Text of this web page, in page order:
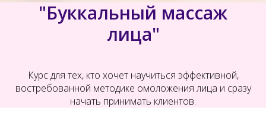
"Буккальный массаж
лица"
Курс для тех, кто хочет научиться эффективной,
востребованной методике омоложения лица и сразу
начать принимать клиентов.